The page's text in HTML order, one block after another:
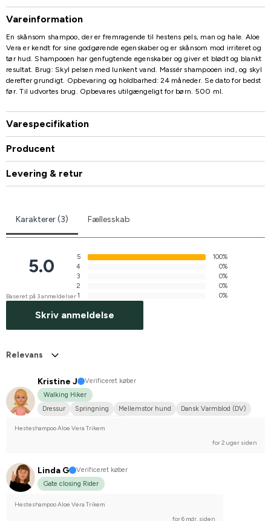
Vareinformation
En skånsom shampoo, der er fremragende til hestens pels, man og hale. Aloe
Vera er kendt for sine godgørende egenskaber og er skånsom mod irriteret og
tør hud. Shampooen har genfugtende egenskaber og giver et blødt og blankt
resultat. Brug: Skyl pelsen med lunkent vand. Massér shampooen ind, og skyl
derefter grundigt. Opbevaring og holdbarhed: 24 måneder. Se dato for bedst
før. Til udvortes brug. Opbevares utilgængeligt for børn. 500 ml.
Varespecifikation
Producent
Levering & retur
Karakterer (3) Fællesskab
5.0
Baseret på 3 anmeldelser
5
100%
4
0%
3
0%
2
0%
1
0%
Skriv anmeldelse
Relevans
Kristine J
Verificeret køber
Walking Hiker
Dressur
Springning Mellemstor hund
Dansk Varmblod (DV)
Hesteshampoo Aloe Vera Trikem
for 2 uger siden
Linda G
Verificeret køber
Gate closing Rider
Hesteshampoo Aloe Vera Trikem
for 6 mdr. siden